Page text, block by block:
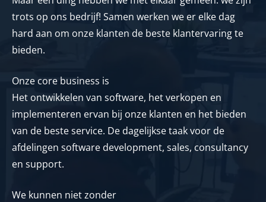
trots op ons bedrijf! Samen werken we er elke dag
hard aan om onze klanten de beste klantervaring te
bieden.
Onze core business is
Het ontwikkelen van software, het verkopen en
implementeren ervan bij onze klanten en het bieden
van de beste service. De dagelijkse taak voor de
afdelingen software development, sales, consultancy
en support.
We kunnen niet zonder